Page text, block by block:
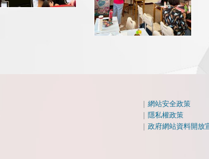
|網站安全政策
|隱私權政策
|政府網站資料開放